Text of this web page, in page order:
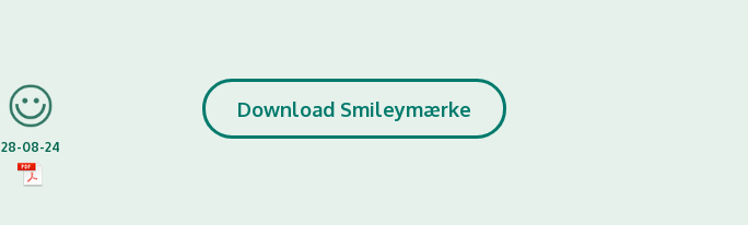
28-08-24
Download Smileymærke